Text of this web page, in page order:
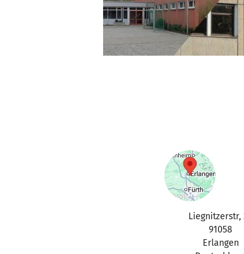
Liegnitzerstr,
91058
Erlangen